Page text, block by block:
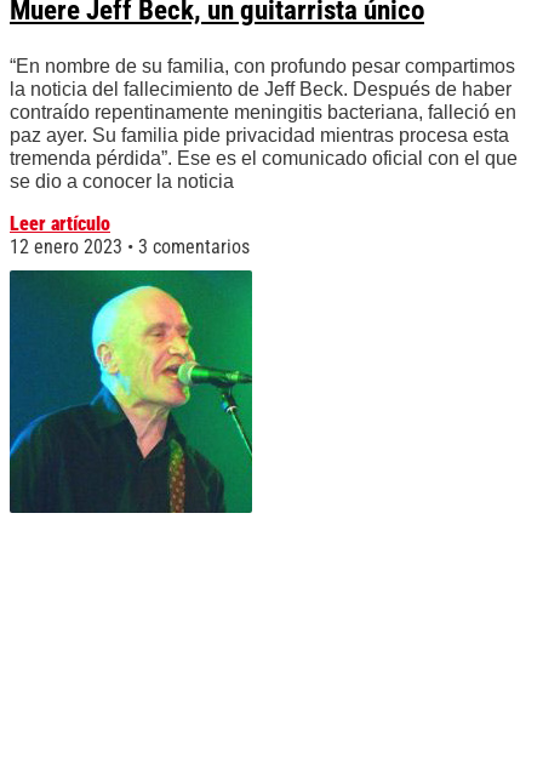
Muere Jeff Beck, un guitarrista único
“En nombre de su familia, con profundo pesar compartimos
la noticia del fallecimiento de Jeff Beck. Después de haber
contraído repentinamente meningitis bacteriana, falleció en
paz ayer. Su familia pide privacidad mientras procesa esta
tremenda pérdida”. Ese es el comunicado oficial con el que
se dio a conocer la noticia
Leer artículo
12 enero 2023
3 comentarios